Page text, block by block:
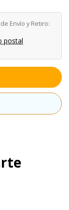
Envío y Retiro:
postal